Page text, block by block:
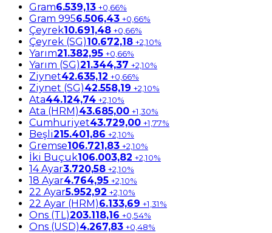
Gram6.539,13 +0,66%
Gram 9956.506,43 +0,66%
Çeyrek10.691,48 +0,66%
Çeyrek (SG)10.672,18 +2,10%
Yarım21.382,95 +0,66%
Yarım (SG)21.344,37 +2,10%
Ziynet42.635,12 +0,66%
Ziynet (SG)42.558,19 +2,10%
Ata44.124,74 +2,10%
Ata (HRM)43.685,00 +1,30%
Cumhuriyet43.729,00 +1,77%
Beşli215.401,86 +2,10%
Gremse106.721,83 +2,10%
İki Buçuk106.003,82 +2,10%
14 Ayar3.720,58 +2,10%
18 Ayar4.764,95 +2,10%
22 Ayar5.952,92 +2,10%
22 Ayar (HRM)6.133,69 +1,31%
Ons (TL)203.118,16 +0,54%
Ons (USD)4.267,83 +0,48%